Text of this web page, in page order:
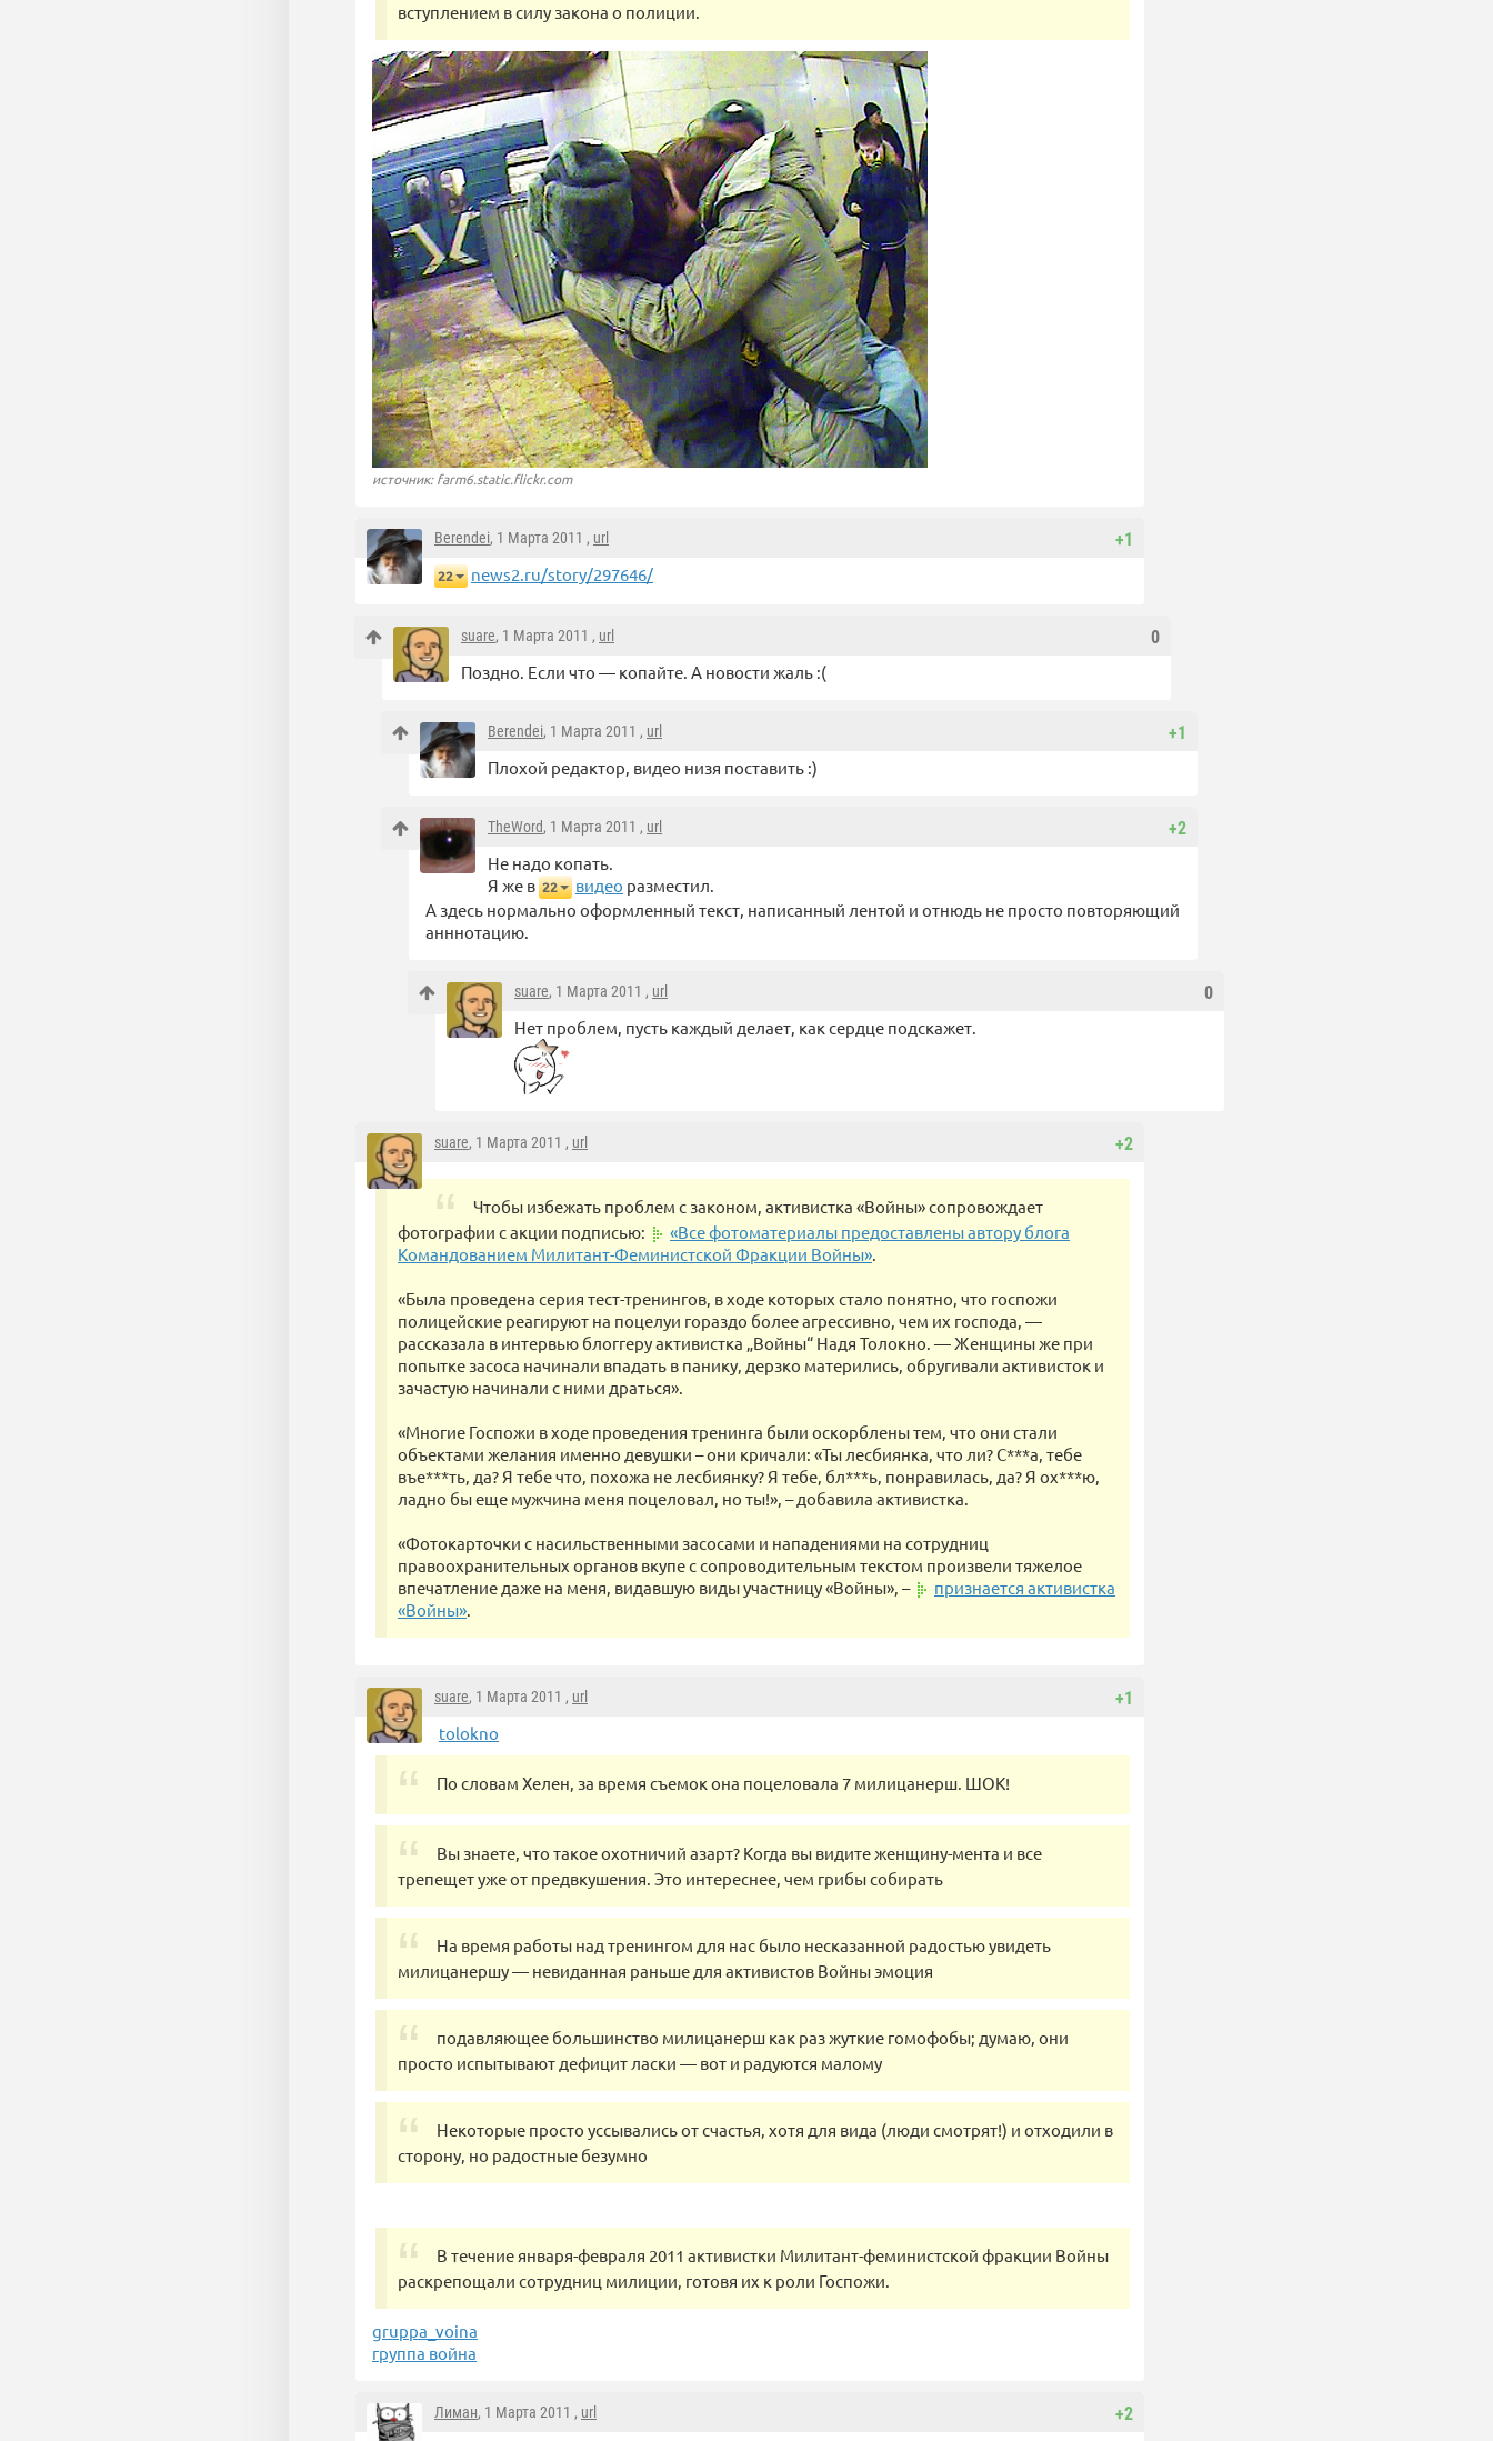
вступлением в силу закона о полиции.
источник: farm6.static.flickr.com
+1
Berendei, 1 Марта 2011 , url
22 news2.ru/story/297646/
0
suare, 1 Марта 2011 , url
Поздно. Если что — копайте. А новости жаль :(
+1
Berendei, 1 Марта 2011 , url
Плохой редактор, видео низя поставить :)
+2
TheWord, 1 Марта 2011 , url
Не надо копать.
Я же в 22 видео разместил.
А здесь нормально оформленный текст, написанный лентой и отнюдь не просто повторяющий
анннотацию.
0
suare, 1 Марта 2011 , url
Нет проблем, пусть каждый делает, как сердце подскажет.
+2
suare, 1 Марта 2011 , url
Чтобы избежать проблем с законом, активистка «Войны» сопровождает
фотографии с акции подписью:
«Все фотоматериалы предоставлены автору блога
Командованием Милитант-Феминистской Фракции Войны»
«Была проведена серия тест-тренингов, в ходе которых стало понятно, что госпожи
полицейские реагируют на поцелуи гораздо более агрессивно, чем их господа, —
рассказала в интервью блоггеру активистка „Войны“ Надя Толокно. — Женщины же при
попытке засоса начинали впадать в панику, дерзко матерились, обругивали активисток и
зачастую начинали с ними драться».
«Многие Госпожи в ходе проведения тренинга были оскорблены тем, что они стали
объектами желания именно девушки – они кричали: «Ты лесбиянка, что ли? С***а, тебе
въе***ть, да? Я тебе что, похожа не лесбиянку? Я тебе, бл***ь, понравилась, да? Я ох***ю,
ладно бы еще мужчина меня поцеловал, но ты!», – добавила активистка.
«Фотокарточки с насильственными засосами и нападениями на сотрудниц
правоохранительных органов вкупе с сопроводительным текстом произвели тяжелое
впечатление даже на меня, видавшую виды участницу «Войны», –
признается активистка
«Войны»
+1
suare, 1 Марта 2011 , url
tolokno
По словам Хелен, за время съемок она поцеловала 7 милицанерш. ШОК!
Вы знаете, что такое охотничий азарт? Когда вы видите женщину-мента и все
трепещет уже от предвкушения. Это интереснее, чем грибы собирать
На время работы над тренингом для нас было несказанной радостью увидеть
милицанершу — невиданная раньше для активистов Войны эмоция
подавляющее большинство милицанерш как раз жуткие гомофобы; думаю, они
просто испытывают дефицит ласки — вот и радуются малому
Некоторые просто уссывались от счастья, хотя для вида (люди смотрят!) и отходили в
сторону, но радостные безумно
В течение января-февраля 2011 активистки Милитант-феминистской фракции Войны
раскрепощали сотрудниц милиции, готовя их к роли Госпожи.
gruppa_voina
группа война
+2
Лиман, 1 Марта 2011 , url